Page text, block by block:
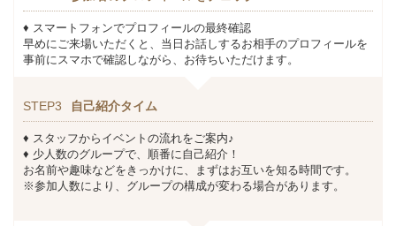
♦ スマートフォンでプロフィールの最終確認
早めにご来場いただくと、当日お話しするお相手のプロフィールを
事前にスマホで確認しながら、お待ちいただけます。
STEP3 自己紹介タイム
♦ スタッフからイベントの流れをご案内♪
♦ 少人数のグループで、順番に自己紹介！
お名前や趣味などをきっかけに、まずはお互いを知る時間です。
※参加人数により、グループの構成が変わる場合があります。